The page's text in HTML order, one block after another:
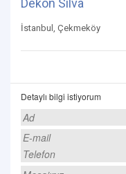
Dekon Silva
İstanbul, Çekmeköy
Detaylı bilgi istiyorum